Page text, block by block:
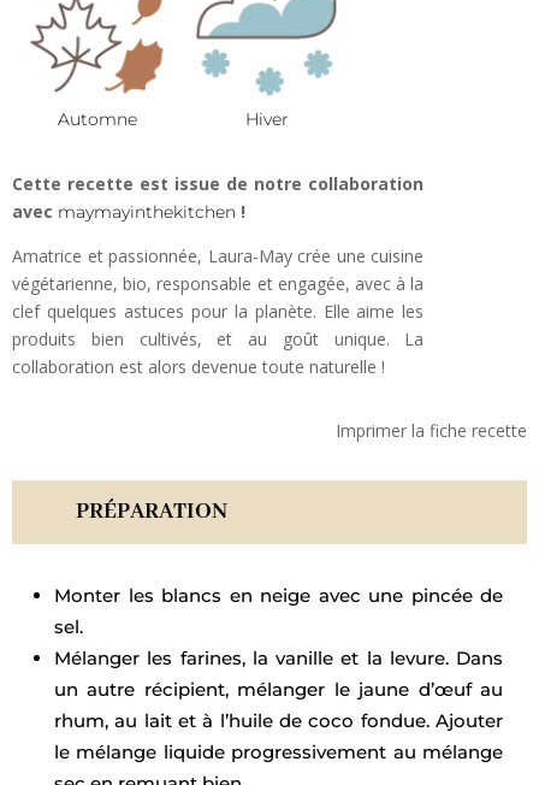
Automne Hiver
Cette recette est issue de notre collaboration
avec maymayinthekitchen !
Amatrice et passionnée, Laura-May crée une cuisine
végétarienne, bio, responsable et engagée, avec à la
clef quelques astuces pour la planète. Elle aime les
produits bien cultivés, et au goût unique. La
collaboration est alors devenue toute naturelle !
Imprimer la fiche recette
PRÉPARATION
Monter les blancs en neige avec une pincée de
sel.
Mélanger les farines, la vanille et la levure. Dans
un autre récipient, mélanger le jaune d’œuf au
rhum, au lait et à l’huile de coco fondue. Ajouter
le mélange liquide progressivement au mélange